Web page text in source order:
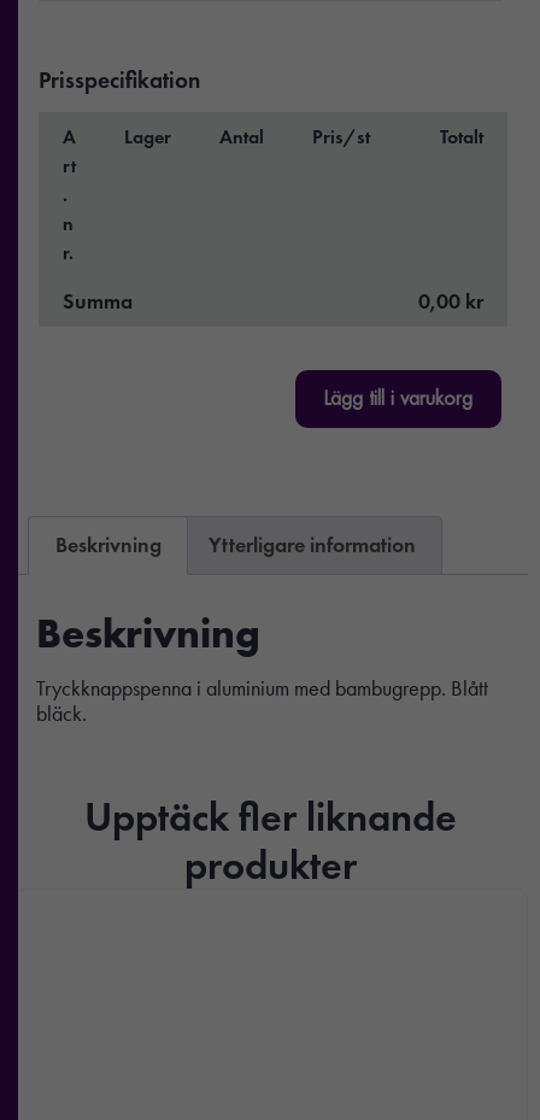
Prisspecifikation
A
rt
.
n
r.
Lager Antal Pris/st Totalt
Summa 0,00 kr
Lägg till i varukorg
Beskrivning Ytterligare information
Beskrivning
Tryckknappspenna i aluminium med bambugrepp. Blått
bläck.
Upptäck fler liknande
produkter